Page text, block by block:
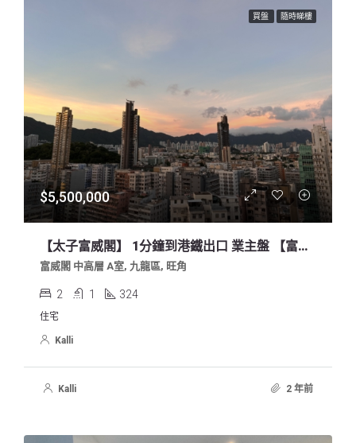
買盤 隨時睇樓
$5,500,000
【太子富威閣】 1分鐘到港鐵出口 業主盤 【富威閣】新裝 2房 超靚景露台
富威閣 中高層 A室, 九龍區, 旺角
2 1 324
住宅
Kalli
Kalli 2 年前